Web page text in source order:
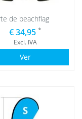
de beachflag
€ 34,95 *
Excl. IVA
Ver